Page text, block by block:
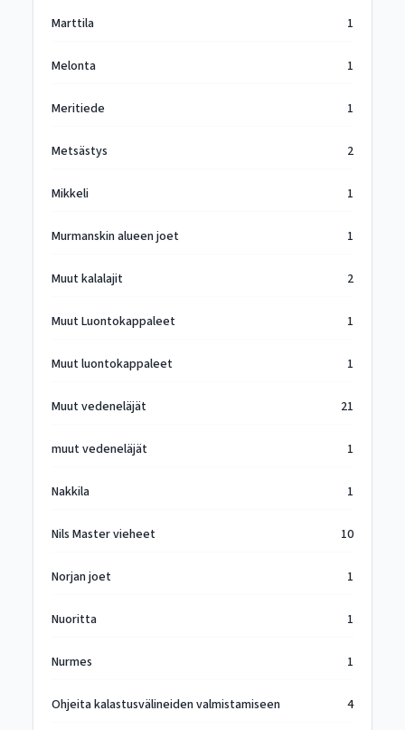
Marttila 1
Melonta 1
Meritiede 1
Metsästys 2
Mikkeli 1
Murmanskin alueen joet 1
Muut kalalajit 2
Muut Luontokappaleet 1
Muut luontokappaleet 1
Muut vedeneläjät 21
muut vedeneläjät 1
Nakkila 1
Nils Master vieheet 10
Norjan joet 1
Nuoritta 1
Nurmes 1
Ohjeita kalastusvälineiden valmistamiseen 4